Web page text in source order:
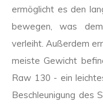
ermöglicht es den
bewegen, was
verleiht. Außerdem
meiste Gewicht
Raw 130 - ein
Beschleunigung des